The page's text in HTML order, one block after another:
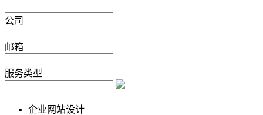
公司
邮箱
服务类型
企业网站设计